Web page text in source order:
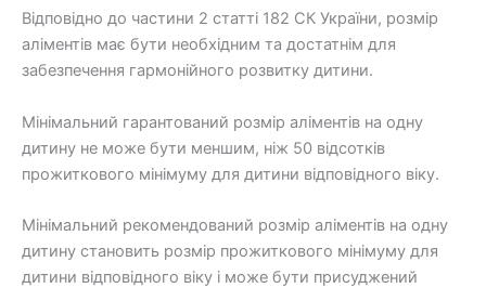
Відповідно до частини 2 статті 182 СК України, розмір
аліментів має бути необхідним та достатнім для
забезпечення гармонійного розвитку дитини.
Мінімальний гарантований розмір аліментів на одну
дитину не може бути меншим, ніж 50 відсотків
прожиткового мінімуму для дитини відповідного віку.
Мінімальний рекомендований розмір аліментів на одну
дитину становить розмір прожиткового мінімуму для
дитини відповідного віку і може бути присуджений